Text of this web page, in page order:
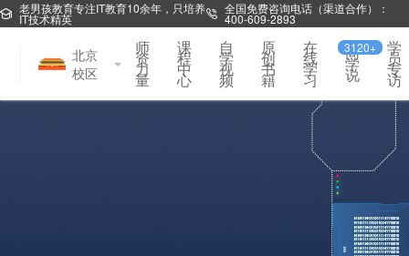
老男孩教育专注IT教育10余年，只培养
IT技术精英
全国免费咨询电话（渠道合作）：
400-609-2893
北京
校区
师
资
力
量
课
程
中
心
自
学
视
频
原
创
书
籍
在
线
学
习
同
学
说
3120+ 学
员
专
访